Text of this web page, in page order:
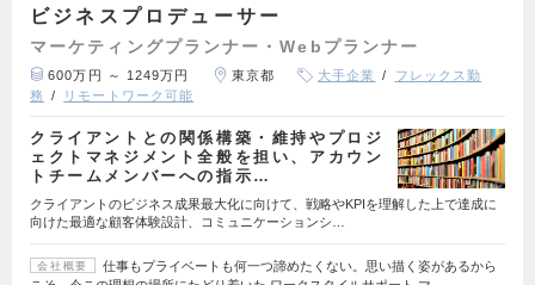
ビジネスプロデューサー
マーケティングプランナー・Webプランナー
600万円 ～ 1249万円 東京都 大手企業
フレックス勤
務
リモートワーク可能
クライアントとの関係構築・維持やプロジ
ェクトマネジメント全般を担い、アカウン
トチームメンバーへの指示…
クライアントのビジネス成果最大化に向けて、戦略やKPIを理解した上で達成に
向けた最適な顧客体験設計、コミュニケーションシ…
会社概要
仕事もプライベートも何一つ諦めたくない。思い描く姿があるから